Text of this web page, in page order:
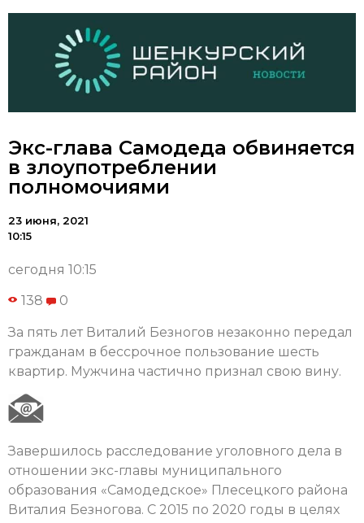
Экс-глава Самодеда обвиняется
в злоупотреблении
полномочиями
23 июня, 2021
10:15
сегодня 10:15
138 0
За пять лет Виталий Безногов незаконно передал
гражданам в бессрочное пользование шесть
квартир. Мужчина частично признал свою вину.
Завершилось расследование уголовного дела в
отношении экс-главы муниципального
образования «Самодедское» Плесецкого района
Виталия Безногова. С 2015 по 2020 годы в целях